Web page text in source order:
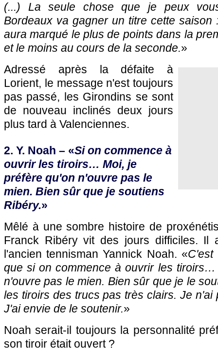
(...) La seule chose que je peux
Bordeaux va gagner un titre cette saison
aura marqué le plus de points dans la
et le moins au cours de la seconde.»
Adressé après la défaite à
Lorient, le message n'est toujours
pas passé, les Girondins se sont
de nouveau inclinés deux jours
plus tard à Valenciennes.
2. Y. Noah – «Si on commence à
ouvrir les tiroirs… Moi, je
préfère qu'on n'ouvre pas le
mien. Bien sûr que je soutiens
Ribéry.»
Mêlé à une sombre histoire de
Franck Ribéry vit des jours difficiles. Il
l'ancien tennisman Yannick Noah. «C'est
que si on commence à ouvrir les
n'ouvre pas le mien. Bien sûr que je le
les tiroirs des trucs pas très clairs. Je n'ai
J'ai envie de le soutenir.»
Noah serait-il toujours la personnalité
son tiroir était ouvert ?